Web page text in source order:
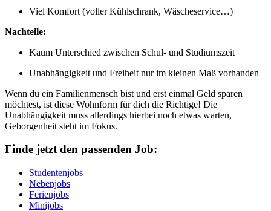
Viel Komfort (voller Kühlschrank, Wäscheservice…)
Nachteile:
Kaum Unterschied zwischen Schul- und Studiumszeit
Unabhängigkeit und Freiheit nur im kleinen Maß vorhanden
Wenn du ein Familienmensch bist und erst einmal Geld sparen
möchtest, ist diese Wohnform für dich die Richtige! Die
Unabhängigkeit muss allerdings hierbei noch etwas warten,
Geborgenheit steht im Fokus.
Finde jetzt den passenden Job:
Studentenjobs
Nebenjobs
Ferienjobs
Minijobs